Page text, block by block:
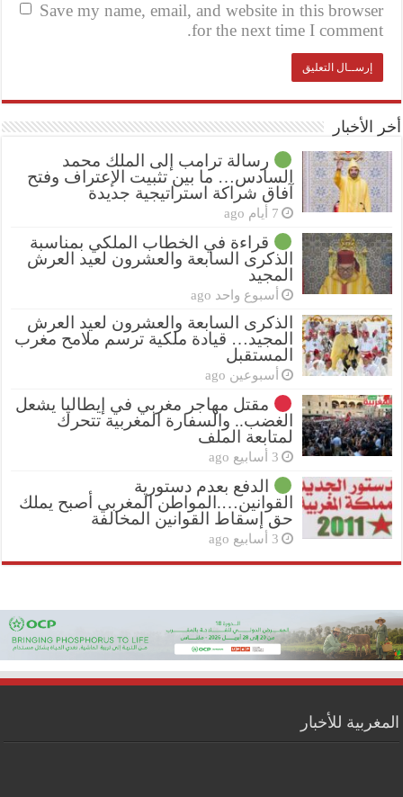
Save my name, email, and website in this browser
for the next time I comment.
أخر الأخبار
رسالة ترامب إلى الملك محمد
السادس… ما بين تثبيت الإعتراف وفتح
آفاق شراكة استراتيجية جديدة
7 أيام ago
قراءة في الخطاب الملكي بمناسبة
الذكرى السابعة والعشرون لعيد العرش
المجيد
أسبوع واحد ago
الذكرى السابعة والعشرون لعيد العرش
المجيد… قيادة ملكية ترسم ملامح مغرب
المستقبل
أسبوعين ago
مقتل مهاجر مغربي في إيطاليا يشعل
الغضب.. والسفارة المغربية تتحرك
لمتابعة الملف
3 أسابيع ago
الدفع بعدم دستورية
القوانين….المواطن المغربي أصبح يملك
حق إسقاط القوانين المخالفة
3 أسابيع ago
المغربية للأخبار